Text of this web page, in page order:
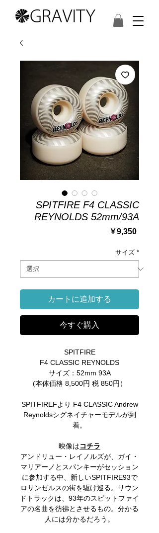
SPITFIRE F4 CLASSIC
REYNOLDS 52mm/93A
￥9,350価
サイズ *
カートに追加する
今すぐ購入
SPITFIRE
F4 CLASSIC REYNOLDS
サイズ：52mm 93A
(本体価格 8,500円 税 850円）
SPITFIREFより F4 CLASSIC Andrew
Reynoldsシグネイチャーモデルが到
着。
映像はコチラ
アンドリュー・レイノルズが、ガイ・
マリアーノとスパンキーがセッション
に参加する中、新しいSPITFIRE93で
ロサンゼルスの街を駆け巡る。サウン
ドトラックは、93年のスピットファイ
アの名曲を彷彿とさせるもの。分かる
人には分かるだろう。